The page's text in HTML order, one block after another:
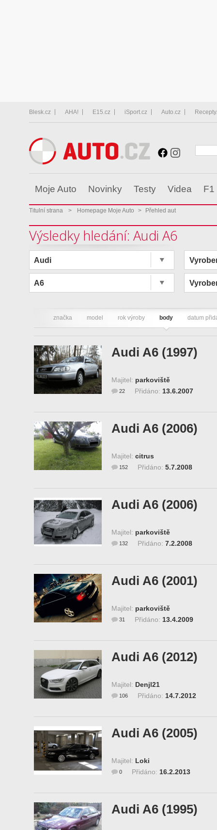
Blesk.cz AHA! E15.cz iSport.cz Auto.cz
Moje Auto Novinky Testy Videa F1
Titulní strana > Homepage Moje Auto > Přehled aut
Výsledky hledání: Audi A6
Audi
A6
značka model rok výroby body datum
Audi A6 (1997)
Majitel: parkoviště
Přidáno: 13.6.2007
22
Audi A6 (2006)
Majitel: citrus
Přidáno: 5.7.2008
152
Audi A6 (2006)
Majitel: parkoviště
Přidáno: 7.2.2008
132
Audi A6 (2001)
Majitel: parkoviště
Přidáno: 13.4.2009
31
Audi A6 (2012)
Majitel: Denjl21
Přidáno: 14.7.2012
106
Audi A6 (2005)
Majitel: Loki
Přidáno: 16.2.2013
0
Audi A6 (1995)